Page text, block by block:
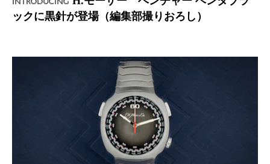
ックに黒針が登場（編集部撮りおろし）
Introducing: H.モーザー ストリーム ライナー フライバ
ック クロノグラフ オートマティック